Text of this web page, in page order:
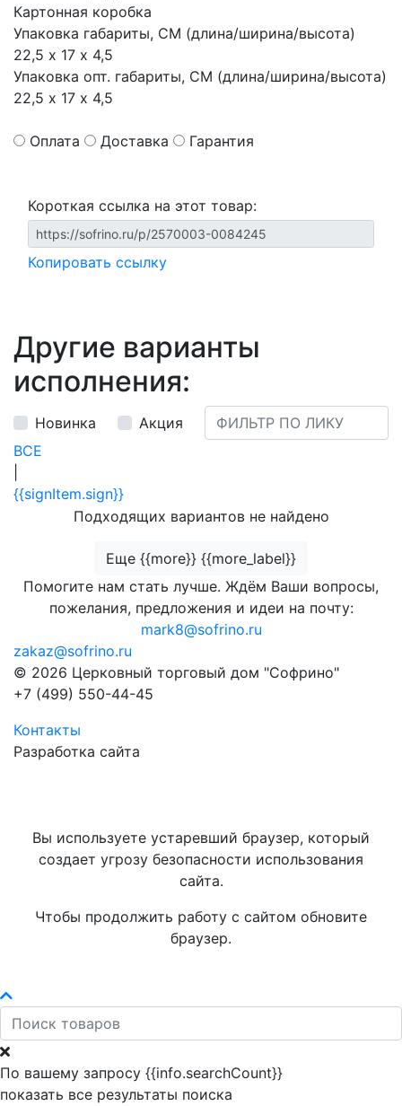
Картонная коробка
Упаковка габариты, СМ (длина/ширина/высота)
22,5 х 17 х 4,5
Упаковка опт. габариты, СМ (длина/ширина/высота)
22,5 х 17 х 4,5
Оплата Доставка Гарантия
Короткая ссылка на этот товар:
Копировать ссылку
Другие варианты
исполнения:
Новинка
Акция
ВСЕ
{{signItem.sign}}
Подходящих вариантов не найдено
Еще {{more}} {{more_label}}
Помогите нам стать лучше. Ждём Ваши вопросы,
пожелания, предложения и идеи на почту:
mark8@sofrino.ru
zakaz@sofrino.ru
© 2026 Церковный торговый дом "Софрино"
+7 (499) 550-44-45
Контакты
Разработка сайта
Вы используете устаревший браузер, который
создает угрозу безопасности использования
сайта.
Чтобы продолжить работу с сайтом обновите
браузер.
По вашему запросу {{info.searchCount}}
показать все результаты поиска